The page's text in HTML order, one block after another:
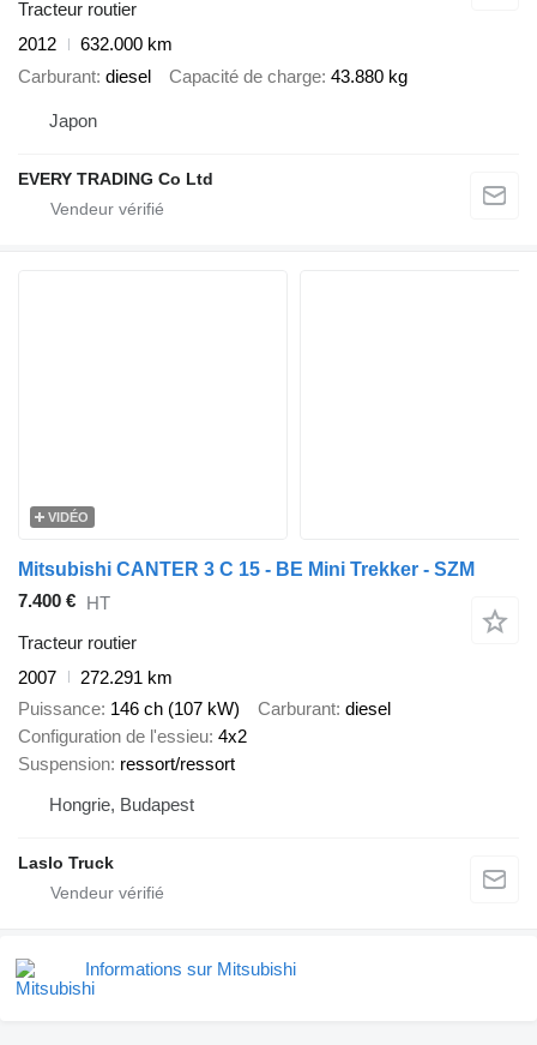
Tracteur routier
2012
632.000 km
Carburant diesel Capacité de charge 43.880 kg
Japon
EVERY TRADING Co Ltd
VIDÉO
Mitsubishi CANTER 3 C 15 - BE Mini Trekker - SZM
7.400 € HT
Tracteur routier
2007
272.291 km
Puissance 146 ch (107 kW) Carburant diesel
Configuration de l'essieu 4x2
Suspension ressort/ressort
Hongrie, Budapest
Laslo Truck
Informations sur Mitsubishi